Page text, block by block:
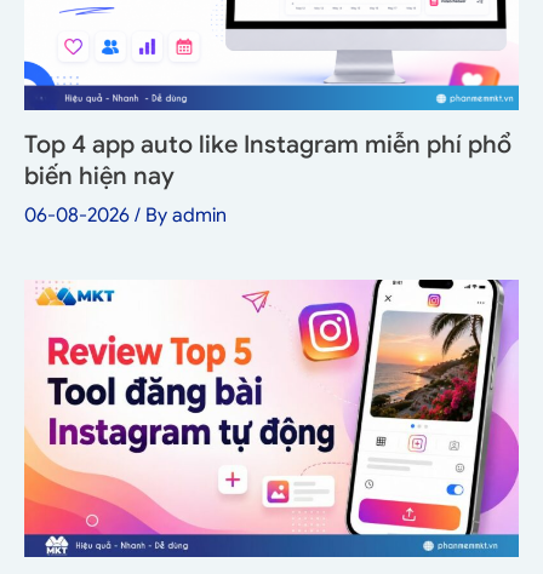
Top 4 app auto like Instagram miễn phí phổ
biến hiện nay
06-08-2026 / By admin